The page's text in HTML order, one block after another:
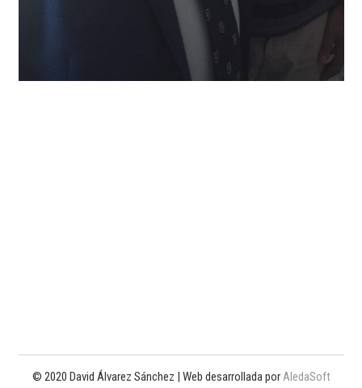
© 2020 David Álvarez Sánchez | Web desarrollada porAledaSoft